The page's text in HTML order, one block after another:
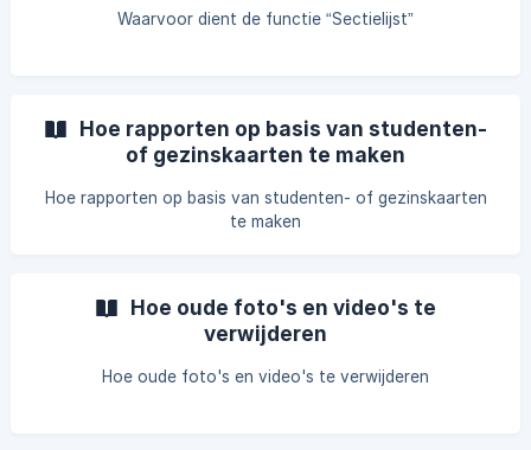
Waarvoor dient de functie “Sectielijst”
Hoe rapporten op basis van studenten-
of gezinskaarten te maken
Hoe rapporten op basis van studenten- of gezinskaarten
te maken
Hoe oude foto's en video's te
verwijderen
Hoe oude foto's en video's te verwijderen